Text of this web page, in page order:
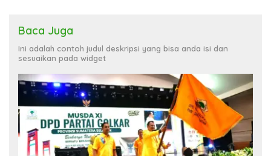
Baca Juga
Ini adalah contoh judul deskripsi yang bisa anda isi dan
sesuaikan pada widget